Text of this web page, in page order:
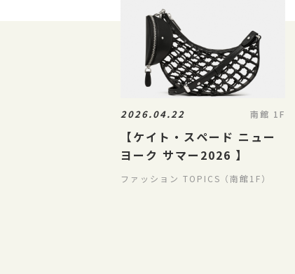
2026.04.22 南館 1F
【ケイト・スペード ニュー
ヨーク サマー2026 】
ファッション TOPICS（南館1F）